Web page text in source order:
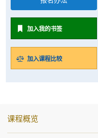
加入我的书签
加入课程比较
课程概览